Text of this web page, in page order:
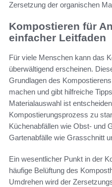
Zersetzung der organischen
Kompostieren für
einfacher Leitfaden
Für viele Menschen kann das
überwältigend erscheinen.
Grundlagen des
machen und gibt hilfreiche
Materialauswahl ist
Kompostierungsprozess zu
Küchenabfällen wie Obst- und
Gartenabfälle wie Grasschnitt
Ein wesentlicher Punkt in der
häufige Belüftung des
Umdrehen wird der